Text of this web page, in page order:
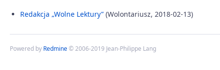
Redakcja „Wolne Lektury” (Wolontariusz, 2018-02-13)
Powered by Redmine© 2006-2019 Jean-Philippe Lang